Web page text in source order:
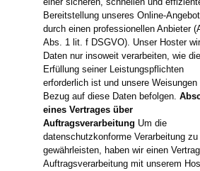
Bereitstellung unseres Online-
durch einen professionellen Anbieter
Abs. 1 lit. f DSGVO). Unser Hoster
Daten nur insoweit verarbeiten, wie
Erfüllung seiner Leistungspflichten
erforderlich ist und unsere Weisungen
Bezug auf diese Daten befolgen.
eines Vertrages über
Auftragsverarbeitung Um die
datenschutzkonforme Verarbeitung zu
gewährleisten, haben wir einen
Auftragsverarbeitung mit unserem